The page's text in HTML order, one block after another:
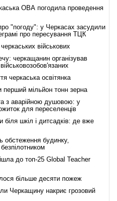
ОВА погодила проведення
"погоду": у Черкасах засудили
про пересування ТЦК
військових
черкащанин організував
черкаська освітянка
перший мільйон тонн зерна
з аварійною душовою: у
для переселенців
шкіл і дитсадків: де вже
обстеження будинку,
до топ-25 Global Teacher
більше десяти пожеж
Черкащину накриє грозовий